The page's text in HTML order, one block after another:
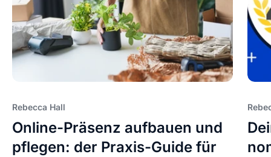
Rebecca Hall
Online-Präsenz aufbauen und
pflegen: der Praxis-Guide für